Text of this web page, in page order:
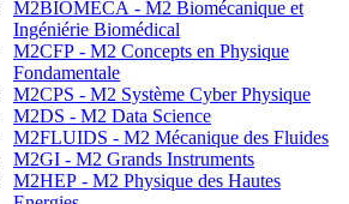
M2BIOMECA - M2 Biomécanique et
Ingéniérie Biomédical
M2CFP - M2 Concepts en Physique
Fondamentale
M2CPS - M2 Système Cyber Physique
M2DS - M2 Data Science
M2FLUIDS - M2 Mécanique des Fluides
M2GI - M2 Grands Instruments
M2HEP - M2 Physique des Hautes